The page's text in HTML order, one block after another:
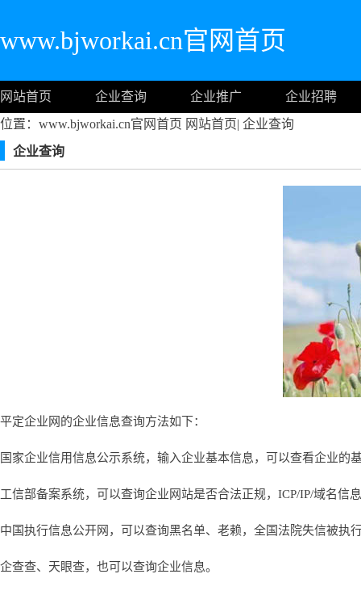
www.bjworkai.cn官网首页
网站首页 企业查询 企业推广
企业招聘
位置：www.bjworkai.cn官网首页 网站首页| 企业查询
企业查询
平定企业网的企业信息查询方法如下：
国家企业信用信息公示系统，输入企业基本信息，可以查看企业的
工信部备案系统，可以查询企业网站是否合法正规，ICP/IP/域名信
中国执行信息公开网，可以查询黑名单、老赖，全国法院失信被执
企查查、天眼查，也可以查询企业信息。